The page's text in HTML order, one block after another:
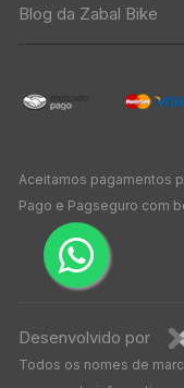
Blog da Zabal Bike
Aceitamos pagamentos
Pago e Pagseguro com
Desenvolvido por
Todos os nomes de